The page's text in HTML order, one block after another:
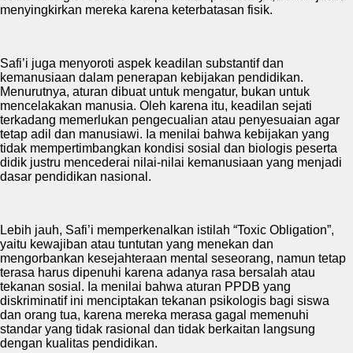
menyingkirkan mereka karena keterbatasan fisik.
Safi’i juga menyoroti aspek keadilan substantif dan
kemanusiaan dalam penerapan kebijakan pendidikan.
Menurutnya, aturan dibuat untuk mengatur, bukan untuk
mencelakakan manusia. Oleh karena itu, keadilan sejati
terkadang memerlukan pengecualian atau penyesuaian agar
tetap adil dan manusiawi. Ia menilai bahwa kebijakan yang
tidak mempertimbangkan kondisi sosial dan biologis peserta
didik justru mencederai nilai-nilai kemanusiaan yang menjadi
dasar pendidikan nasional.
Lebih jauh, Safi’i memperkenalkan istilah “Toxic Obligation”,
yaitu kewajiban atau tuntutan yang menekan dan
mengorbankan kesejahteraan mental seseorang, namun tetap
terasa harus dipenuhi karena adanya rasa bersalah atau
tekanan sosial. Ia menilai bahwa aturan PPDB yang
diskriminatif ini menciptakan tekanan psikologis bagi siswa
dan orang tua, karena mereka merasa gagal memenuhi
standar yang tidak rasional dan tidak berkaitan langsung
dengan kualitas pendidikan.